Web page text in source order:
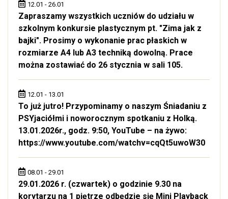
12.01 - 26.01
Zapraszamy wszystkich uczniów do udziału w
szkolnym konkursie plastycznym pt. "Zima jak z
bajki". Prosimy o wykonanie prac płaskich w
rozmiarze A4 lub A3 techniką dowolną. Prace
można zostawiać do 26 stycznia w sali 105.
12.01 - 13.01
To już jutro! Przypominamy o naszym Śniadaniu z
PSYjaciółmi i noworocznym spotkaniu z Holką.
13.01.2026r., godz. 9:50, YouTube – na żywo:
https://www.youtube.com/watchv=cqQt5uwoW30
08.01 - 29.01
29.01.2026 r. (czwartek) o godzinie 9.30 na
korytarzu na 1 piętrze odbędzie się Mini Playback